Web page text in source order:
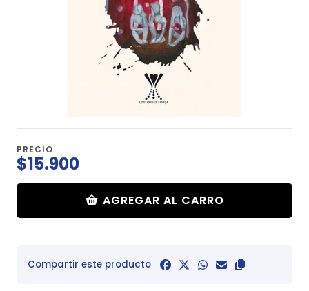
PRECIO
$15.900
AGREGAR AL CARRO
Compartir este producto